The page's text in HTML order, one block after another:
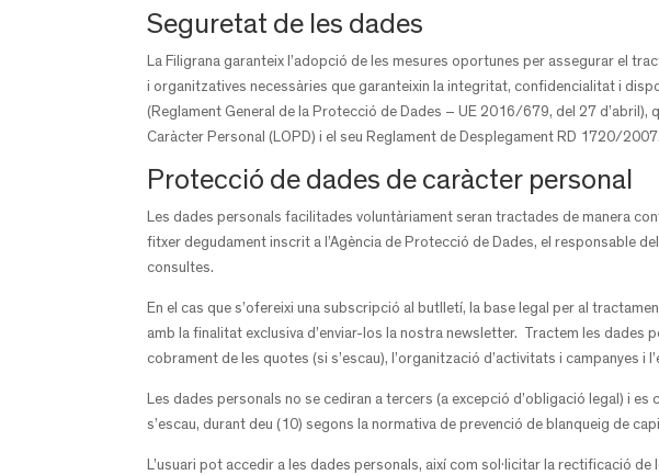
Seguretat de les dades
La Filigrana garanteix l’adopció de les mesures oportunes per assegurar el
i organitzatives necessàries que garanteixin la integritat, confidencialitat i
(Reglament General de la Protecció de Dades – UE 2016/679, del 27
Caràcter Personal (LOPD) i el seu Reglament de Desplegament RD 1720/2007.
Protecció de dades de caràcter personal
Les dades personals facilitades voluntàriament seran tractades de manera
fitxer degudament inscrit a l’Agència de Protecció de Dades, el responsable
consultes.
En el cas que s’ofereixi una subscripció al butlletí, la base legal per al
amb la finalitat exclusiva d’enviar-los la nostra newsletter. Tractem les dades
cobrament de les quotes (si s’escau), l’organització d’activitats i campanyes
Les dades personals no se cediran a tercers (a excepció d’obligació legal) i
s’escau, durant deu (10) segons la normativa de prevenció de blanqueig de
L’usuari pot accedir a les dades personals, així com sol·licitar la rectificació